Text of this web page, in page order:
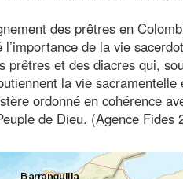
des prêtres en
de la vie
et des diacres qui,
la vie
ordonné en cohérence
de Dieu. (Agence Fides